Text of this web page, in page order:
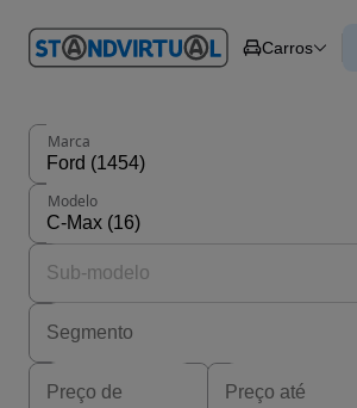
em
Carros Carros
Carros
Marca
Modelo